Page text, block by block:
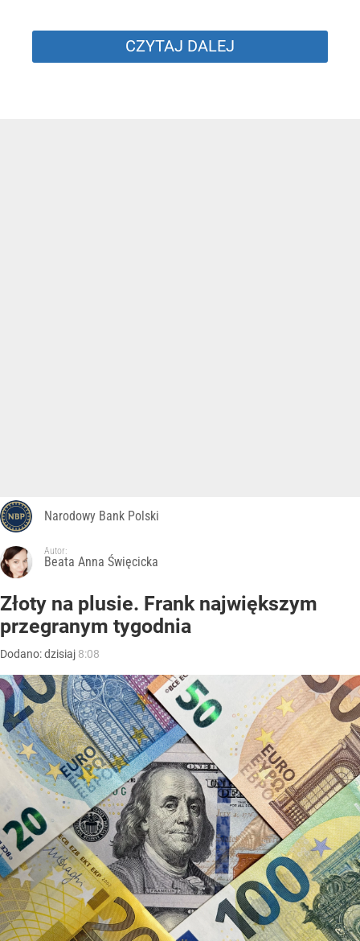
CZYTAJ DALEJ
Narodowy Bank Polski
Autor:
Beata Anna Święcicka
Złoty na plusie. Frank największym
przegranym tygodnia
Dodano:dzisiaj 8:08